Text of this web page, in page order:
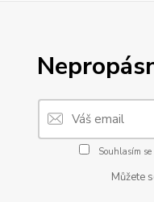
Souhlasím se
Můžete